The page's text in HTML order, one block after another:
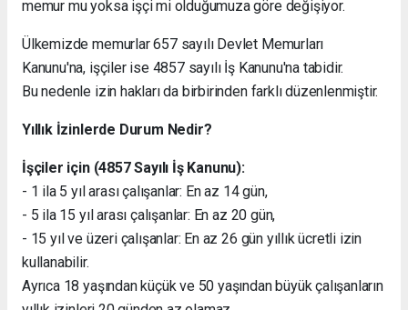
memur mu yoksa işçi mi olduğumuza göre değişiyor.
Ülkemizde memurlar 657 sayılı Devlet Memurları
Kanunu'na, işçiler ise 4857 sayılı İş Kanunu'na tabidir.
Bu nedenle izin hakları da birbirinden farklı düzenlenmiştir.
Yıllık İzinlerde Durum Nedir?
İşçiler için (4857 Sayılı İş Kanunu):
- 1 ila 5 yıl arası çalışanlar: En az 14 gün,
- 5 ila 15 yıl arası çalışanlar: En az 20 gün,
- 15 yıl ve üzeri çalışanlar: En az 26 gün yıllık ücretli izin
kullanabilir.
Ayrıca 18 yaşından küçük ve 50 yaşından büyük çalışanların